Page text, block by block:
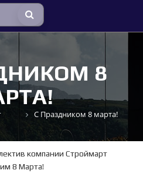
8
С Праздником 8 марта!
компании Строймарт
8 Марта!